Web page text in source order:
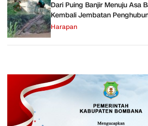
Dari Puing Banjir Menuju Asa
Kembali Jembatan
Harapan